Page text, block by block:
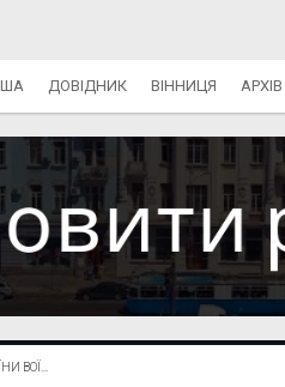
ДОВІДНИК ВІННИЦЯ АРХІВ
ВОЇ...